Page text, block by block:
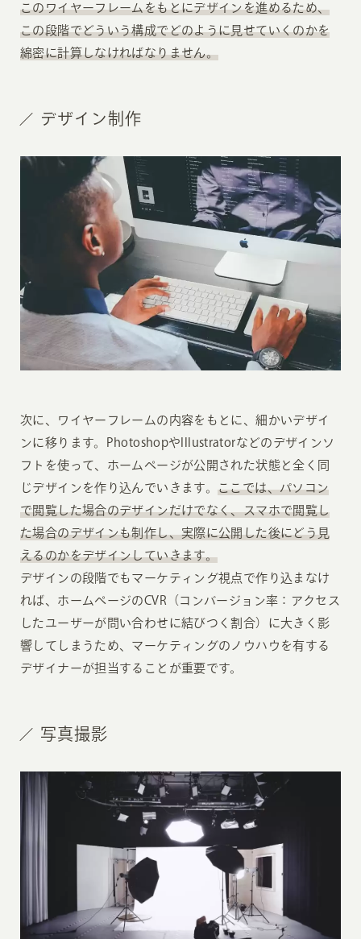
このワイヤーフレームをもとにデザインを進めるため、
この段階でどういう構成でどのように見せていくのかを
綿密に計算しなければなりません。
デザイン制作
次に、ワイヤーフレームの内容をもとに、細かいデザイ
ンに移ります。PhotoshopやIllustratorなどのデザインソ
フトを使って、ホームページが公開された状態と全く同
じデザインを作り込んでいきます。 ここでは、パソコン
で閲覧した場合のデザインだけでなく、スマホで閲覧し
た場合のデザインも制作し、実際に公開した後にどう見
えるのかをデザインしていきます。
デザインの段階でもマーケティング視点で作り込まなけ
れば、ホームページのCVR（コンバージョン率：アクセス
したユーザーが問い合わせに結びつく割合）に大きく影
響してしまうため、マーケティングのノウハウを有する
デザイナーが担当することが重要です。
写真撮影